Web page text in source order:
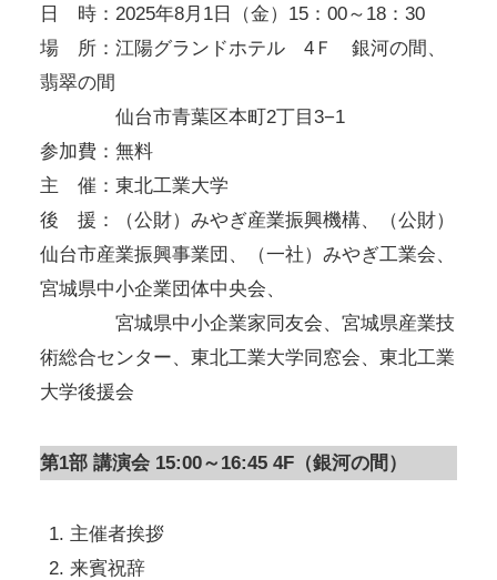
日 時：2025年8月1日（金）15：00～18：30
場 所：江陽グランドホテル 4Ｆ 銀河の間、
翡翠の間
仙台市青葉区本町2丁目3−1
参加費：無料
主 催：東北工業大学
後 援：（公財）みやぎ産業振興機構、（公財）
仙台市産業振興事業団、（一社）みやぎ工業会、
宮城県中小企業団体中央会、
宮城県中小企業家同友会、宮城県産業技
術総合センター、東北工業大学同窓会、東北工業
大学後援会
第1部 講演会 15:00～16:45 4F（銀河の間）
主催者挨拶
来賓祝辞